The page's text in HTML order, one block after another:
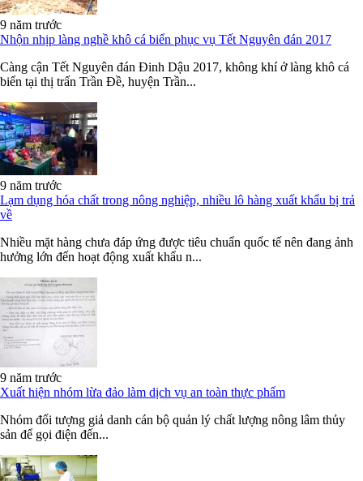
9 năm trước
Nhộn nhịp làng nghề khô cá biển phục vụ Tết Nguyên đán 2017
Càng cận Tết Nguyên đán Đinh Dậu 2017, không khí ở làng khô cá
biển tại thị trấn Trần Đề, huyện Trần...
9 năm trước
Lạm dụng hóa chất trong nông nghiệp, nhiều lô hàng xuất khẩu bị trả
về
Nhiều mặt hàng chưa đáp ứng được tiêu chuẩn quốc tế nên đang ảnh
hưởng lớn đến hoạt động xuất khẩu n...
9 năm trước
Xuất hiện nhóm lừa đảo làm dịch vụ an toàn thực phẩm
Nhóm đối tượng giả danh cán bộ quản lý chất lượng nông lâm thủy
sản để gọi điện đến...